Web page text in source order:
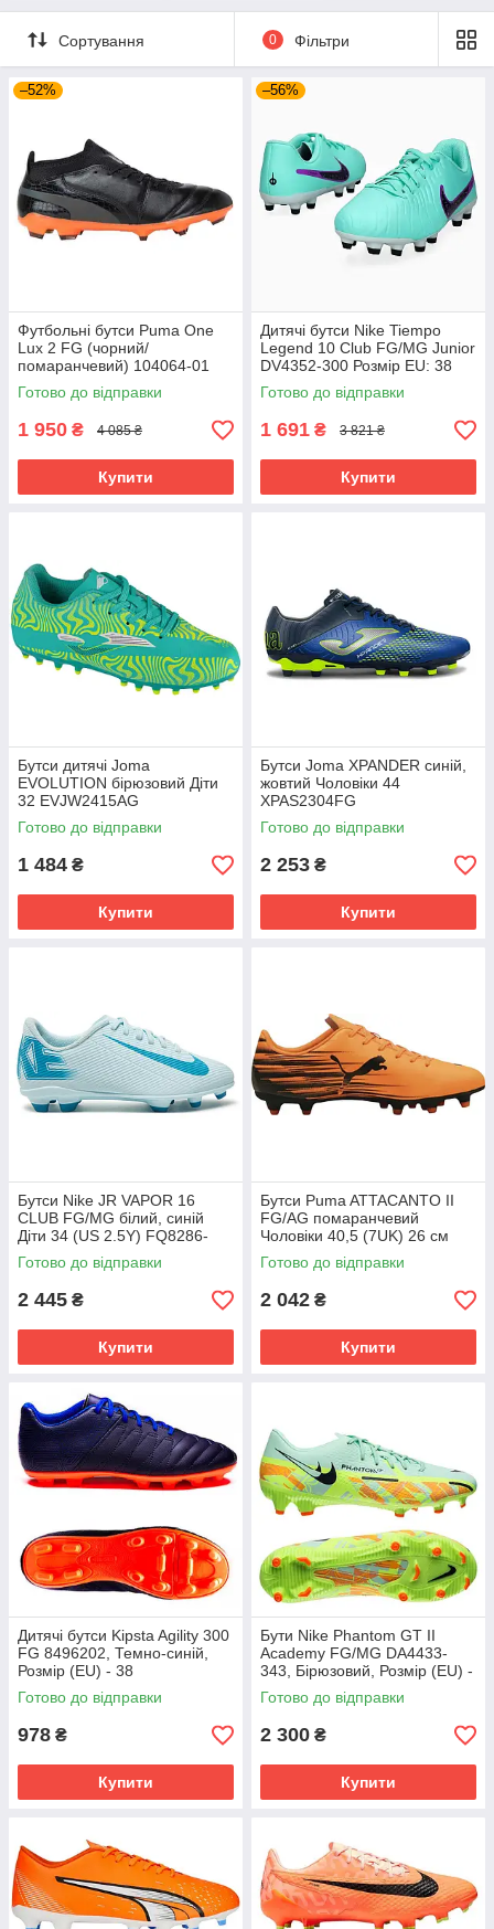
Сортування 0 Фільтри
–52%
Футбольні бутси Puma One
Lux 2 FG (чорний/
помаранчевий) 104064-01
Розмір EU: 44
Готово до відправки
1 950 ₴ 4 085 ₴
Купити
–56%
Дитячі бутси Nike Tiempo
Legend 10 Club FG/MG Junior
DV4352-300 Розмір EU: 38
Готово до відправки
1 691 ₴ 3 821 ₴
Купити
Бутси дитячі Joma
EVOLUTION бірюзовий Діти
32 EVJW2415AG
Готово до відправки
1 484 ₴
Купити
Бутси Joma XPANDER синій,
жовтий Чоловіки 44
XPAS2304FG
Готово до відправки
2 253 ₴
Купити
Бутси Nike JR VAPOR 16
CLUB FG/MG білий, синій
Діти 34 (US 2.5Y) FQ8286-
400
Готово до відправки
2 445 ₴
Купити
Бутси Puma ATTACANTO II
FG/AG помаранчевий
Чоловіки 40,5 (7UK) 26 см
108493-04
Готово до відправки
2 042 ₴
Купити
Дитячі бутси Kipsta Agility 300
FG 8496202, Темно-синій,
Розмір (EU) - 38
Готово до відправки
978 ₴
Купити
Бути Nike Phantom GT II
Academy FG/MG DA4433-
343, Бірюзовий, Розмір (EU) -
45.5
Готово до відправки
2 300 ₴
Купити